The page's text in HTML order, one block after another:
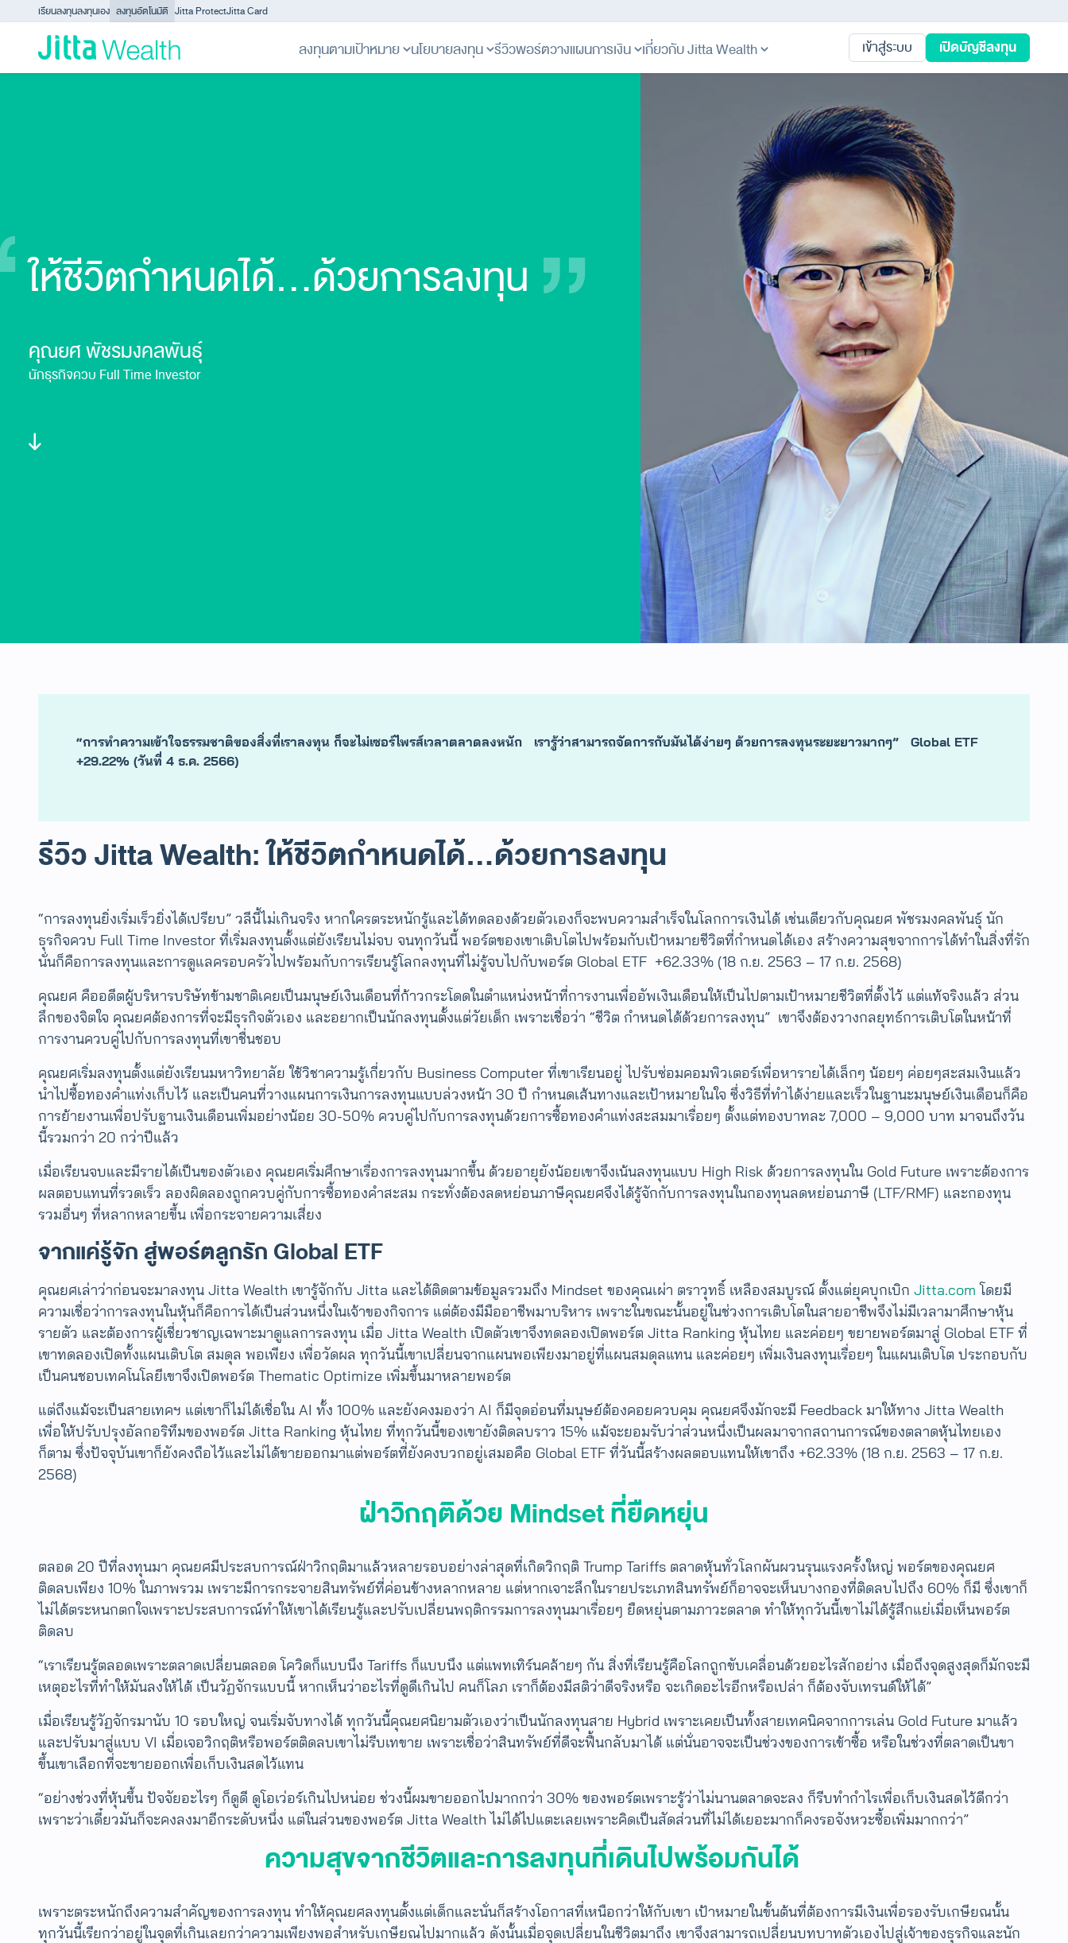
Skip to content - ข้ามไปที่เนื้อหา
เรียนลงทุนลงทุนเอง ลงทุนอัตโนมัติ Jitta ProtectJitta Card
ลงทุนตามเป้าหมาย นโยบายลงทุน รีวิวพอร์ตวางแผนการเงิน เกี่ยวกับ Jitta Wealth เข้าสู่ระบบ เปิดบัญชีลงทุน
ให้ชีวิตกำหนดได้…ด้วยการลงทุน
คุณยศ พัชรมงคลพันธุ์
นักธุรกิจควบ Full Time Investor
“การทำความเข้าใจธรรมชาติของสิ่งที่เราลงทุน ก็จะไม่เซอร์ไพรส์เวลาตลาดลงหนัก เรารู้ว่าสามารถจัดการกับมันได้ง่ายๆ ด้วยการลงทุนระยะยาวมากๆ” Global ETF
+29.22% (วันที่ 4 ธ.ค. 2566)
รีวิว Jitta Wealth:ให้ชีวิตกำหนดได้…ด้วยการลงทุน
“การลงทุนยิ่งเริ่มเร็วยิ่งได้เปรียบ” วลีนี้ไม่เกินจริง หากใครตระหนักรู้และได้ทดลองด้วยตัวเองก็จะพบความสำเร็จในโลกการเงินได้ เช่นเดียวกับ​​คุณยศ พัชรมงคลพันธุ์ นัก
ธุรกิจควบ Full Time Investor ที่เริ่มลงทุนตั้งแต่ยังเรียนไม่จบ จนทุกวันนี้ พอร์ตของเขาเติบโตไปพร้อมกับเป้าหมายชีวิตที่กำหนดได้เอง สร้างความสุขจากการได้ทำในสิ่งที่รัก
นั่นก็คือการลงทุนและการดูแลครอบครัวไปพร้อมกับการเรียนรู้โลกลงทุนที่ไม่รู้จบไปกับพอร์ต Global ETF +62.33% (18 ก.ย. 2563 – 17 ก.ย. 2568)
​​คุณยศ คืออดีตผู้บริหารบริษัทข้ามชาติเคยเป็นมนุษย์เงินเดือนที่ก้าวกระโดดในตำแหน่งหน้าที่การงานเพื่ออัพเงินเดือนให้เป็นไปตามเป้าหมายชีวิตที่ตั้งไว้ แต่แท้จริงแล้ว ส่วน
ลึกของจิตใจ คุณยศต้องการที่จะมีธุรกิจตัวเอง และอยากเป็นนักลงทุนตั้งแต่วัยเด็ก เพราะเชื่อว่า “ชีวิต กำหนดได้ด้วยการลงทุน” เขาจึงต้องวางกลยุทธ์การเติบโตในหน้าที่
การงานควบคู่ไปกับการลงทุนที่เขาชื่นชอบ
คุณยศเริ่มลงทุนตั้งแต่ยังเรียนมหาวิทยาลัย ใช้วิชาความรู้เกี่ยวกับ Business Computer ที่เขาเรียนอยู่ ไปรับซ่อมคอมพิวเตอร์เพื่อหารายได้เล็กๆ น้อยๆ ค่อยๆสะสมเงินแล้ว
นำไปซื้อทองคำแท่งเก็บไว้ และเป็นคนที่วางแผนการเงินการลงทุนแบบล่วงหน้า 30 ปี ​กำหนดเส้นทางและเป้าหมายในใจ​ ซึ่งวิธีที่ทำได้ง่ายและเร็ว​ในฐานะมนุษย์เงินเดือนก็คือ
การย้ายงานเพื่อปรับฐานเงินเดือนเพิ่มอย่างน้อย 30-50% ควบคู่ไปกับการลงทุนด้วยการซื้อทองคำแท่งสะสมมาเรื่อยๆ ตั้งแต่ทองบาทละ​ 7,000 – 9,000 บาท มาจนถึงวัน
นี้รวมกว่า 20 กว่าปีแล้ว
เมื่อเรียนจบและมีรายได้เป็นของตัวเอง คุณยศเริ่มศึกษาเรื่องการลงทุนมากขึ้น ด้วยอายุยังน้อยเขาจึงเน้นลงทุนแบบ High Risk ด้วยการลงทุนใน Gold Future เพราะต้องการ
ผลตอบแทนที่รวดเร็ว ลองผิดลองถูกควบคู่กับการซื้อทองคำสะสม กระทั่งต้องลดหย่อนภาษีคุณยศจึงได้รู้จักกับการลงทุนในกองทุนลดหย่อนภาษี (LTF/RMF) และกองทุน
รวมอื่นๆ ที่หลากหลายขึ้น เพื่อกระจายความเสี่ยง
จากแค่รู้จัก สู่พอร์ตลูกรัก Global ETF
คุณยศเล่าว่าก่อนจะมาลงทุน Jitta Wealth เขารู้จักกับ Jitta และได้ติดตามข้อมูลรวมถึง Mindset ของคุณเผ่า ตราวุทธิ์ เหลืองสมบูรณ์ ตั้งแต่ยุคบุกเบิก Jitta.com โดยมี
ความเชื่อว่าการลงทุนในหุ้นก็คือการได้เป็นส่วนหนึ่งในเจ้าของกิจการ แต่ต้องมีมืออาชีพมาบริหาร เพราะในขณะนั้นอยู่ในช่วงการเติบโตในสายอาชีพจึงไม่มีเวลามาศึกษาหุ้น
รายตัว และต้องการผู้เชี่ยวชาญเฉพาะมาดูแลการลงทุน เมื่อ Jitta Wealth เปิดตัวเขาจึงทดลองเปิดพอร์ต Jitta Ranking หุ้นไทย และค่อยๆ ขยายพอร์ตมาสู่ Global ETF ที่
เขาทดลองเปิดทั้งแผนเติบโต สมดุล พอเพียง เพื่อวัดผล ทุกวันนี้เขาเปลี่ยนจากแผนพอเพียงมาอยู่ที่แผนสมดุลแทน และค่อยๆ เพิ่มเงินลงทุนเรื่อยๆ ในแผนเติบโต ประกอบกับ
เป็นคนชอบเทคโนโลยีเขาจึงเปิดพอร์ต Thematic Optimize เพิ่มขึ้นมาหลายพอร์ต
แต่ถึงแม้จะเป็นสายเทคฯ แต่เขาก็ไม่ได้เชื่อใน AI ทั้ง 100% และยังคงมองว่า AI ก็มีจุดอ่อนที่มนุษย์ต้องคอยควบคุม คุณยศจึงมักจะมี Feedback มาให้ทาง Jitta Wealth
เพื่อให้ปรับปรุงอัลกอริทึมของพอร์ต Jitta Ranking หุ้นไทย ที่ทุกวันนี้ของเขายังติดลบราว 15% แม้จะยอมรับว่าส่วนหนึ่งเป็นผลมาจากสถานการณ์ของตลาดหุ้นไทยเอง
ก็ตาม ซึ่งปัจจุบันเขาก็ยังคงถือไว้และไม่ได้ขายออกมาแต่พอร์ตที่ยังคงบวกอยู่เสมอคือ Global ETF ที่วันนี้สร้างผลตอบแทนให้เขาถึง +62.33% (18 ก.ย. 2563 – 17 ก.ย.
2568)
ฝ่าวิกฤติด้วย Mindset ที่ยืดหยุ่น
ตลอด 20 ปีที่ลงทุนมา คุณยศมีประสบการณ์ฝ่าวิกฤติมาแล้วหลายรอบอย่างล่าสุดที่เกิดวิกฤติ Trump Tariffs ตลาดหุ้นทั่วโลกผันผวนรุนแรงครั้งใหญ่ พอร์ตของคุณยศ
ติดลบเพียง 10% ในภาพรวม เพราะมีการกระจายสินทรัพย์ที่ค่อนข้างหลากหลาย แต่หากเจาะลึกในรายประเภทสินทรัพย์ก็อาจจะเห็นบางกองที่ติดลบไปถึง 60% ก็มี ซึ่งเขาก็
ไม่ได้ตระหนกตกใจเพราะประสบการณ์ทำให้เขาได้เรียนรู้และปรับเปลี่ยนพฤติกรรมการลงทุนมาเรื่อยๆ ยืดหยุ่นตามภาวะตลาด ทำให้ทุกวันนี้เขาไม่ได้รู้สึกแย่เมื่อเห็นพอร์ต
ติดลบ
“เราเรียนรู้ตลอดเพราะตลาดเปลี่ยนตลอด โควิดก็แบบนึง Tariffs ก็แบบนึง แต่แพทเทิร์นคล้ายๆ กัน สิ่งที่เรียนรู้คือโลกถูกขับเคลื่อนด้วยอะไรสักอย่าง เมื่อถึงจุดสูงสุดก็มักจะมี
เหตุอะไรที่ทำให้มันลงให้ได้ เป็นวัฏจักรแบบนี้ หากเห็นว่าอะไรที่ดูดีเกินไป คนก็โลภ เราก็ต้องมีสติว่าดีจริงหรือ จะเกิดอะไรอีกหรือเปล่า ก็ต้องจับเทรนด์ให้ได้”
เมื่อเรียนรู้วัฏจักรมานับ 10 รอบใหญ่ จนเริ่มจับทางได้ ทุกวันนี้คุณยศนิยามตัวเองว่าเป็นนักลงทุนสาย Hybrid เพราะเคยเป็นทั้งสายเทคนิคจากการเล่น Gold Future มาแล้ว
และปรับมาสู่แบบ VI เมื่อเจอวิกฤติหรือพอร์ตติดลบเขาไม่รีบเทขาย เพราะเชื่อว่าสินทรัพย์ที่ดีจะฟื้นกลับมาได้ แต่นั่นอาจจะเป็นช่วงของการเข้าซื้อ หรือในช่วงที่ตลาดเป็นขา
ขึ้นเขาเลือกที่จะขายออกเพื่อเก็บเงินสดไว้แทน
“อย่างช่วงที่หุ้นขึ้น ปัจจัยอะไรๆ ก็ดูดี ดูโอเว่อร์เกินไปหน่อย ช่วงนี้ผมขายออกไปมากกว่า 30% ของพอร์ตเพราะรู้ว่าไม่นานตลาดจะลง ก็รีบทำกำไรเพื่อเก็บเงินสดไว้ดีกว่า
เพราะว่าเดี๋ยวมันก็จะคงลงมาอีกระดับหนึ่ง แต่ในส่วนของพอร์ต Jitta Wealth ไม่ได้ไปแตะเลยเพราะคิดเป็นสัดส่วนที่ไม่ได้เยอะมากก็คงรอจังหวะซื้อเพิ่มมากกว่า”
ความสุขจากชีวิตและการลงทุนที่เดินไปพร้อมกันได้
เพราะตระหนักถึงความสำคัญของการลงทุน ทำให้คุณยศลงทุนตั้งแต่เด็กและนั่นก็สร้างโอกาสที่เหนือกว่าให้กับเขา เป้าหมายในขั้นต้นที่ต้องการมีเงินเพื่อรองรับเกษียณนั้น
ทุกวันนี้เรียกว่าอยู่ในจุดที่เกินเลยกว่าความเพียงพอสำหรับเกษียณไปมากแล้ว ดังนั้นเมื่อจุดเปลี่ยนในชีวิตมาถึง เขาจึงสามารถเปลี่ยนบทบาทตัวเองไปสู่เจ้าของธุรกิจและนัก